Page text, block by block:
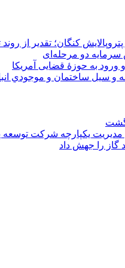
کنگان؛ تقدیر از
سرمایه دو مرحله‌ای
ورود به حوزۀ قضایی آمریکا
سیل ساختمان و موجودي
یکپارچه شرکت توسعه
گاز را جهش داد